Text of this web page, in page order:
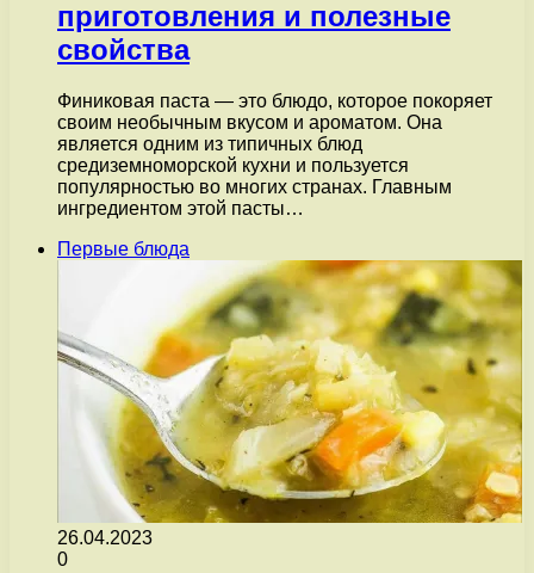
приготовления и полезные
свойства
Финиковая паста — это блюдо, которое покоряет
своим необычным вкусом и ароматом. Она
является одним из типичных блюд
средиземноморской кухни и пользуется
популярностью во многих странах. Главным
ингредиентом этой пасты…
Первые блюда
26.04.2023
0